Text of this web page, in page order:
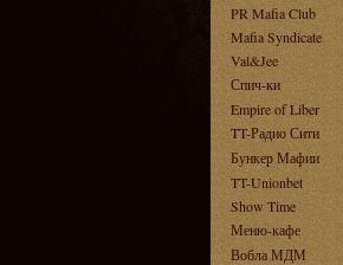
PR Mafia Club
Mafia Syndicate
Val&Jee
Спич-ки
Empire of Liber
TT-Радио Сити
Бункер Мафии
TT-Unionbet
Show Time
Меню-кафе
Вобла МДМ